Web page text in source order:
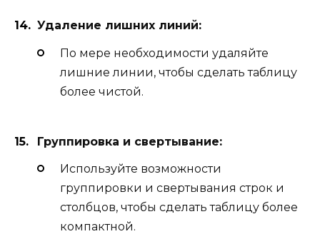
Удаление лишних линий:
По мере необходимости удаляйте
лишние линии, чтобы сделать таблицу
более чистой.
Группировка и свертывание:
Используйте возможности
группировки и свертывания строк и
столбцов, чтобы сделать таблицу более
компактной.